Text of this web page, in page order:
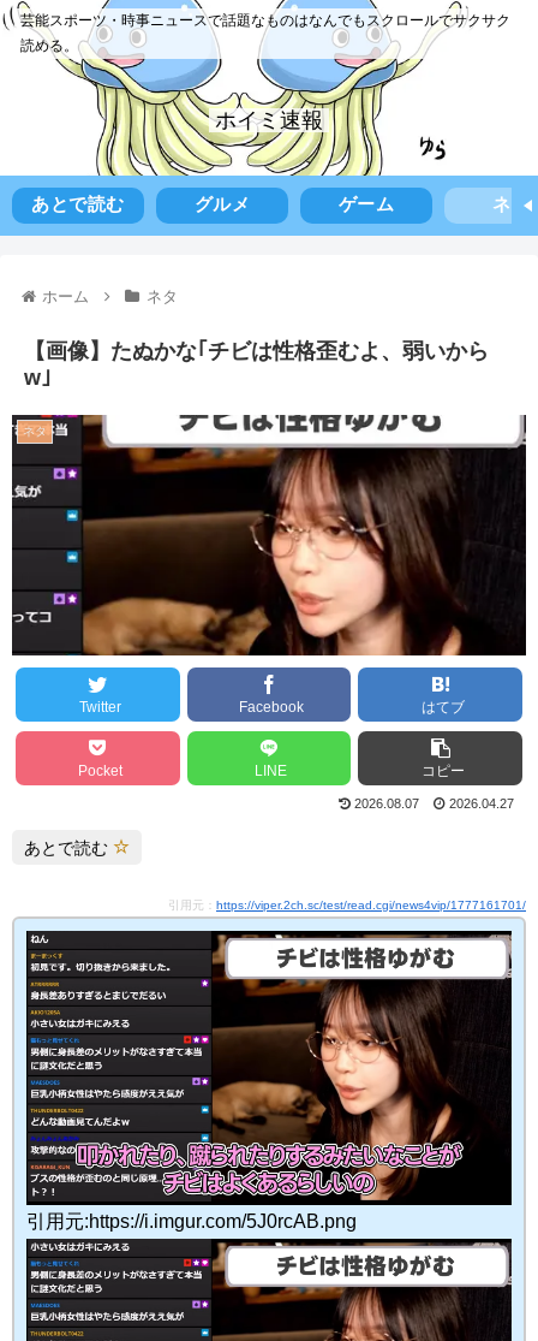
芸能スポーツ・時事ニュースで話題なものはなんでもスクロールでサクサク
読める。
ホイミ速報
あとで読む グルメ ゲーム ネタ
ホーム ネタ
【画像】たぬかな｢チビは性格歪むよ、弱いから
w｣
ネタ
Twitter Facebook はてブ
Pocket LINE コピー
2026.08.07 2026.04.27
あとで読む
引用元： https://viper.2ch.sc/test/read.cgi/news4vip/1777161701/
引用元:https://i.imgur.com/5J0rcAB.png